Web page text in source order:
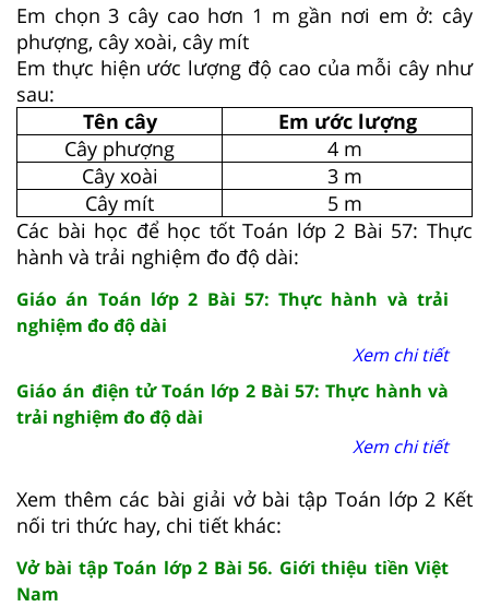
Em chọn 3 cây cao hơn 1 m gần nơi em ở: cây
phượng, cây xoài, cây mít
Em thực hiện ước lượng độ cao của mỗi cây như
sau:
Tên cây
Em ước lượng
Cây phượng
4 m
Cây xoài
3 m
Cây mít
5 m
Các bài học để học tốt Toán lớp 2 Bài 57: Thực
hành và trải nghiệm đo độ dài:
Giáo án Toán lớp 2 Bài 57: Thực hành và trải
nghiệm đo độ dài
Xem chi tiết
Giáo án điện tử Toán lớp 2 Bài 57: Thực hành và
trải nghiệm đo độ dài
Xem chi tiết
Xem thêm các bài giải vở bài tập Toán lớp 2 Kết
nối tri thức hay, chi tiết khác:
Vở bài tập Toán lớp 2 Bài 56. Giới thiệu tiền Việt
Nam